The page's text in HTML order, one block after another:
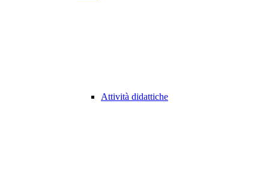
Attività didattiche